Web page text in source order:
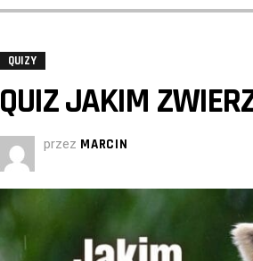
QUIZY
QUIZ JAKIM
przez MARCIN